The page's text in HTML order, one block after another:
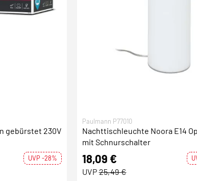
gebürstet 230V
UVP -28%
Paulmann P77010
Nachttischleuchte Noora E14
mit Schnurschalter
18,09 €
UVP25,49 €